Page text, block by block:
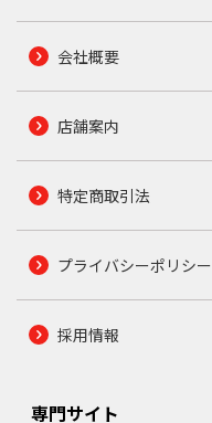
会社概要
店舗案内
特定商取引法
プライバシーポリシー
採用情報
専門サイト